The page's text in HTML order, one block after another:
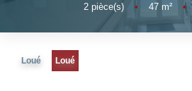
2pièce(s) • 47m² •
Loué Loué